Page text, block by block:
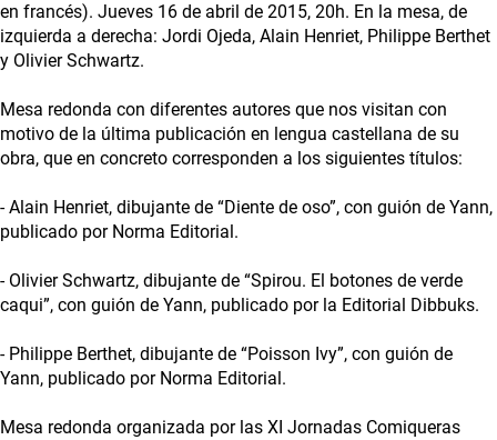
en francés). Jueves 16 de abril de 2015, 20h. En la mesa, de
izquierda a derecha: Jordi Ojeda, Alain Henriet, Philippe Berthet
y Olivier Schwartz.
Mesa redonda con diferentes autores que nos visitan con
motivo de la última publicación en lengua castellana de su
obra, que en concreto corresponden a los siguientes títulos:
- Alain Henriet, dibujante de “Diente de oso”, con guión de Yann,
publicado por Norma Editorial.
- Olivier Schwartz, dibujante de “Spirou. El botones de verde
caqui”, con guión de Yann, publicado por la Editorial Dibbuks.
- Philippe Berthet, dibujante de “Poisson Ivy”, con guión de
Yann, publicado por Norma Editorial.
Mesa redonda organizada por las XI Jornadas Comiqueras